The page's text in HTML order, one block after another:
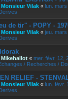
Monsieur Vilak « lun.
de tir" - POPY -
Monsieur Vilak « jeu.
Mikehallot « mer. févr. 12,
/ Recherches /
RELIEF -
Monsieur Vilak « lun. févr.